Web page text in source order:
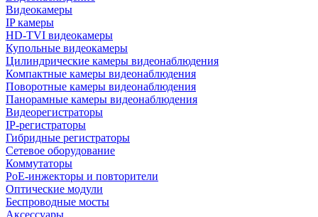
Видеокамеры
IP камеры
HD-TVI видеокамеры
Купольные видеокамеры
Цилиндрические камеры видеонаблюдения
Компактные камеры видеонаблюдения
Поворотные камеры видеонаблюдения
Панорамные камеры видеонаблюдения
Видеорегистраторы
IP-регистраторы
Гибридные регистраторы
Сетевое оборудование
Коммутаторы
PoE-инжекторы и повторители
Оптические модули
Беспроводные мосты
Аксессуары